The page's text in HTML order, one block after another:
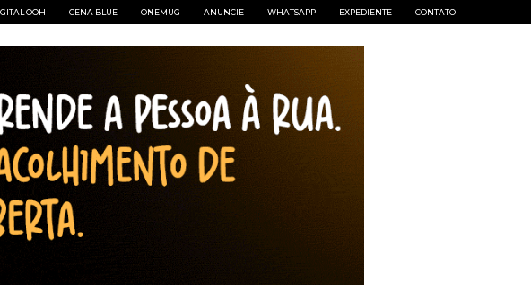
OOH CENA BLUE ONEMUG ANUNCIE WHATSAPP EXPEDIENTE CONTATO